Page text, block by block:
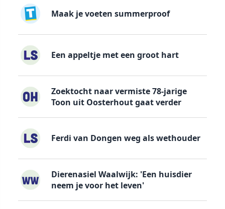
Maak je voeten summerproof
Een appeltje met een groot hart
Zoektocht naar vermiste 78-jarige
Toon uit Oosterhout gaat verder
Ferdi van Dongen weg als wethouder
Dierenasiel Waalwijk: 'Een huisdier
neem je voor het leven'